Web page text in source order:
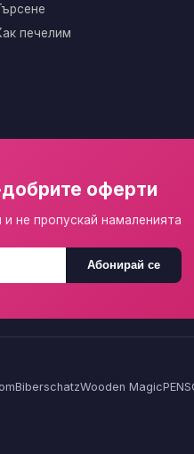
печелим
оферти
не пропускай намаленията
Абонирай се
BiberschatzWooden Magic